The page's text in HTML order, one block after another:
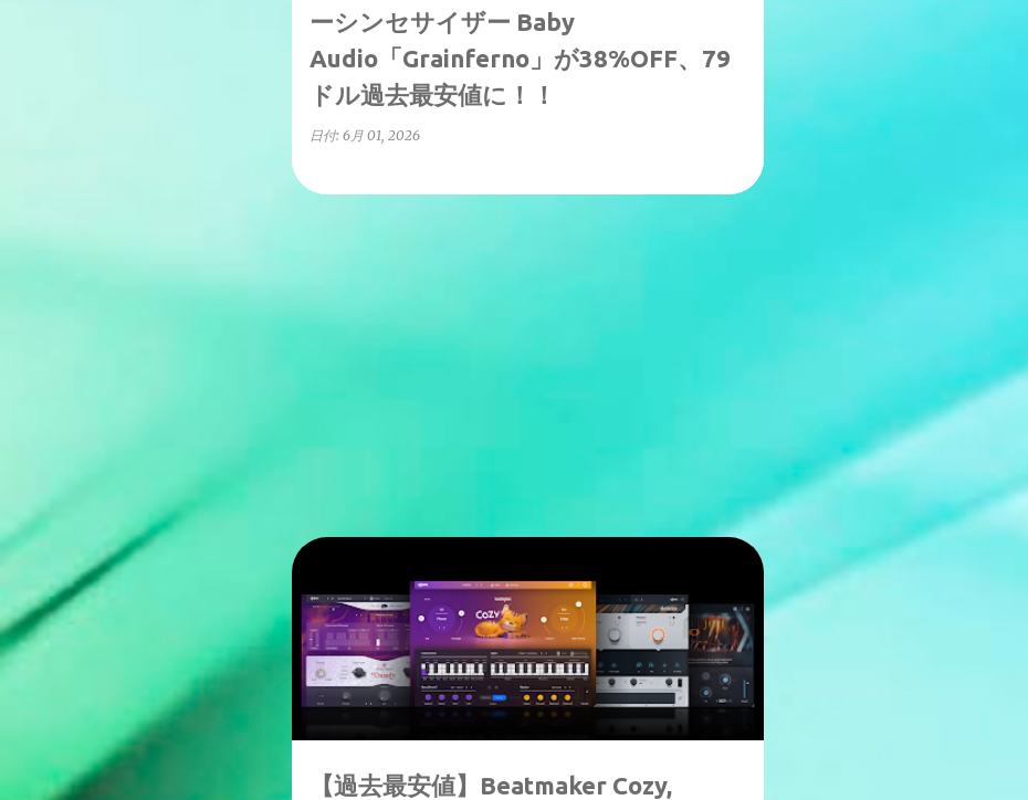
ーシンセサイザー Baby
Audio「Grainferno」が38%OFF、79
ドル過去最安値に！！
日付: 6月 01, 2026
【過去最安値】Beatmaker Cozy,
7/1まで